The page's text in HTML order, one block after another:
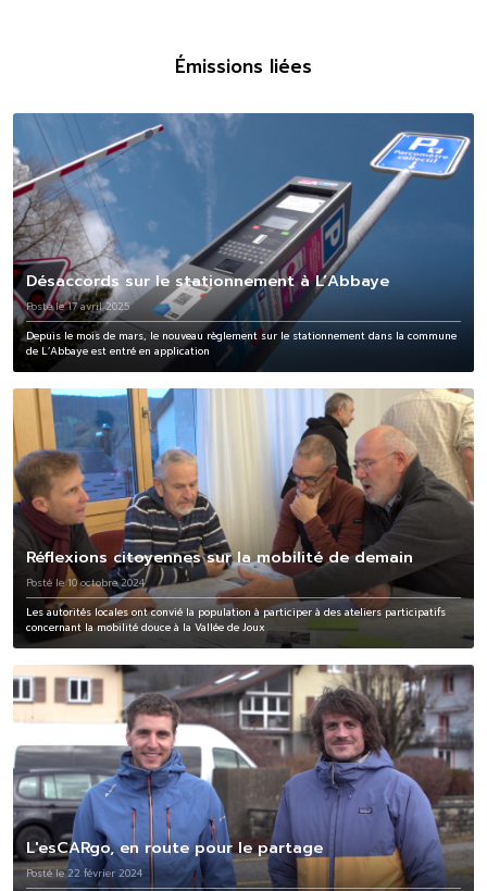
Émissions liées
Désaccords sur le stationnement à L’Abbaye
Posté le 17 avril 2025
Depuis le mois de mars, le nouveau règlement sur le stationnement dans la commune
de L’Abbaye est entré en application
Réflexions citoyennes sur la mobilité de demain
Posté le 10 octobre 2024
Les autorités locales ont convié la population à participer à des ateliers participatifs
concernant la mobilité douce à la Vallée de Joux
L'esCARgo, en route pour le partage
Posté le 22 février 2024